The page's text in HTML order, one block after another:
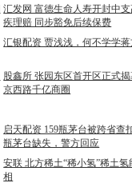
汇发网 富德生命人寿开封中
疾理赔 同步豁免后续保费
汇银配资 贾浅浅，何不学学
股鑫所 张园东区首开区正式
京西路千亿商圈
启天配资 159瓶茅台被跨省查
瓶茅台缺失，警方回应
安联 北方稀土“稀小氢”稀土
相